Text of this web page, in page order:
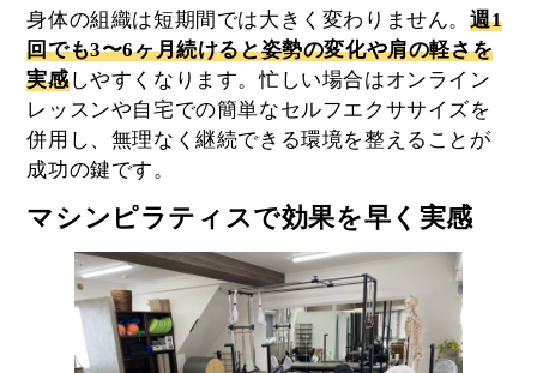
身体の組織は短期間では大きく変わりません。 週1
回でも3〜6ヶ月続けると姿勢の変化や肩の軽さを
実感しやすくなります。忙しい場合はオンライン
レッスンや自宅での簡単なセルフエクササイズを
併用し、無理なく継続できる環境を整えることが
成功の鍵です。
マシンピラティスで効果を早く実感